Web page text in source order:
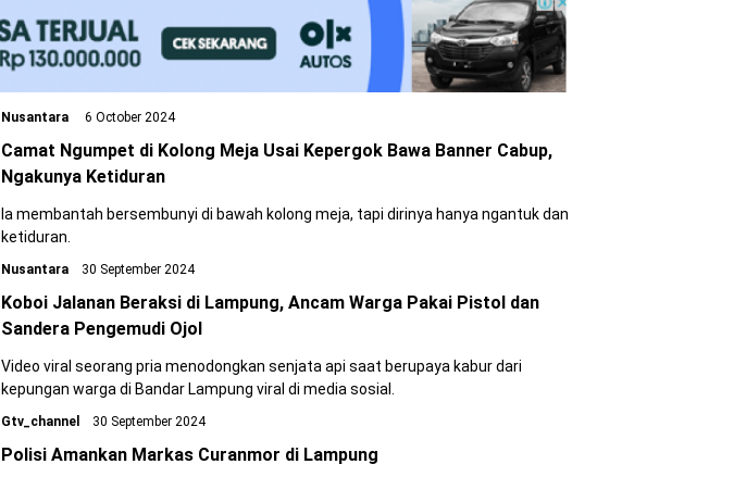
Nusantara 6 October 2024
Camat Ngumpet di Kolong Meja Usai Kepergok Bawa Banner Cabup,
Ngakunya Ketiduran
Ia membantah bersembunyi di bawah kolong meja, tapi dirinya hanya ngantuk dan
ketiduran.
Nusantara 30 September 2024
Koboi Jalanan Beraksi di Lampung, Ancam Warga Pakai Pistol dan
Sandera Pengemudi Ojol
Video viral seorang pria menodongkan senjata api saat berupaya kabur dari
kepungan warga di Bandar Lampung viral di media sosial.
Gtv_channel 30 September 2024
Polisi Amankan Markas Curanmor di Lampung